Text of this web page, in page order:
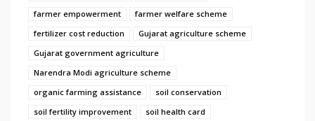
farmer empowerment
farmer welfare scheme
fertilizer cost reduction
Gujarat agriculture scheme
Gujarat government agriculture
Narendra Modi agriculture scheme
organic farming assistance
soil conservation
soil fertility improvement
soil health card